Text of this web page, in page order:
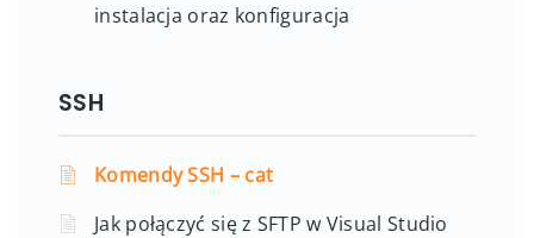
instalacja oraz konfiguracja
SSH
Komendy SSH – cat
Jak połączyć się z SFTP w Visual Studio